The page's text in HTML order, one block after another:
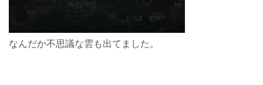
なんだか不思議な雲も出てました。